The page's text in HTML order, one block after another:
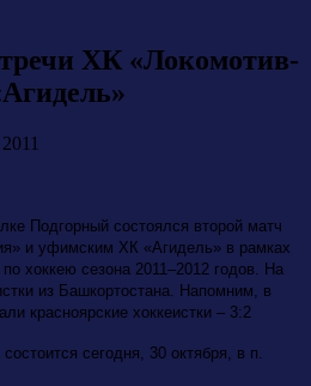
ХК «Локомотив-
Подгорный состоялся второй матч
и уфимским ХК «Агидель» в рамках
хоккею сезона 2011–2012 годов. На
из Башкортостана. Напомним, в
красноярские хоккеистки – 3:2
сегодня, 30 октября, в п.